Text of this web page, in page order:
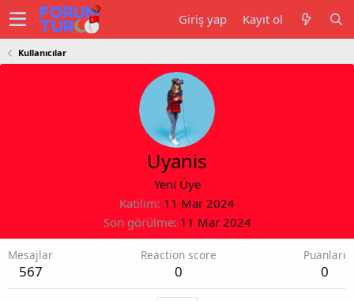
Giriş yap Kayıt ol
Kullanıcılar
Uyanis
Yeni Üye
Katılım 11 Mar 2024
Son görülme 11 Mar 2024
Mesajlar
567
Reaction score
0
Puanları
0